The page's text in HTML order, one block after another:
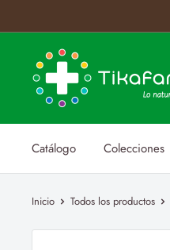
directamente
contenido
Tikafarma
Catálogo Colecciones
Inicio Todos los productos